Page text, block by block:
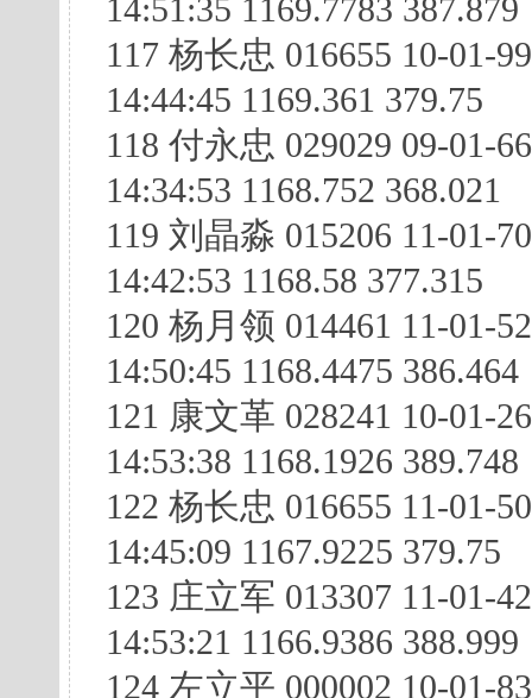
14:51:35 1169.7783 387.879
117 杨长忠 016655 10-01-
14:44:45 1169.361 379.75
118 付永忠 029029 09-01-
14:34:53 1168.752 368.021
119 刘晶淼 015206 11-01-
14:42:53 1168.58 377.315
120 杨月领 014461 11-01-
14:50:45 1168.4475 386.464
121 康文革 028241 10-01-
14:53:38 1168.1926 389.748
122 杨长忠 016655 11-01-
14:45:09 1167.9225 379.75
123 庄立军 013307 11-01-
14:53:21 1166.9386 388.999
124 左立平 000002 10-01-